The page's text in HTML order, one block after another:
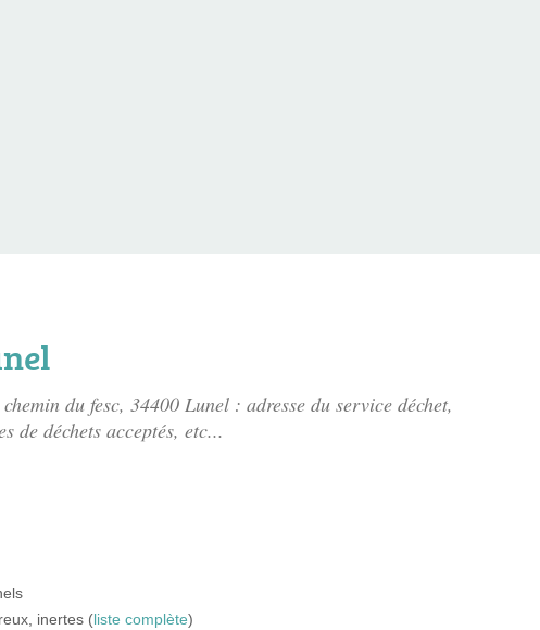
du fesc, 34400 Lunel : adresse du service déchet,
de déchets acceptés, etc...
inertes (liste complète)